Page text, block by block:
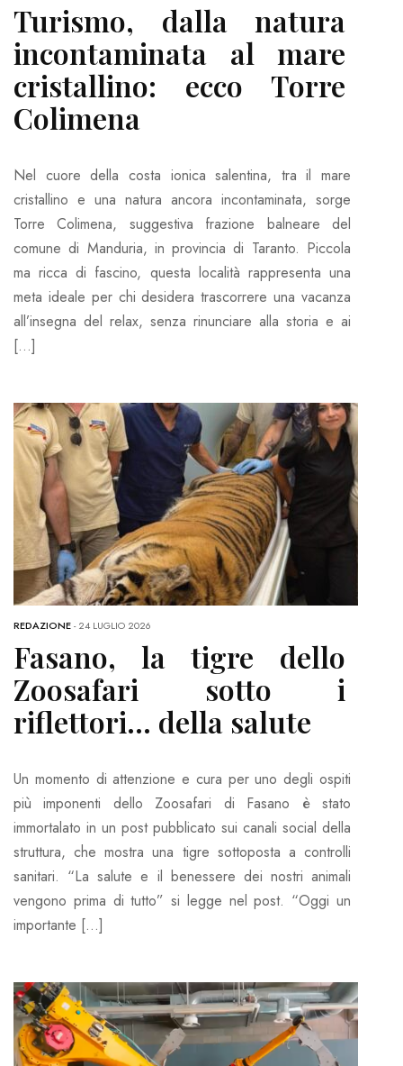
Turismo, dalla natura
incontaminata al mare
cristallino: ecco Torre
Colimena
Nel cuore della costa ionica salentina, tra il mare
cristallino e una natura ancora incontaminata, sorge
Torre Colimena, suggestiva frazione balneare del
comune di Manduria, in provincia di Taranto. Piccola
ma ricca di fascino, questa località rappresenta una
meta ideale per chi desidera trascorrere una vacanza
all’insegna del relax, senza rinunciare alla storia e ai
[…]
REDAZIONE-24 LUGLIO 2026
Fasano, la tigre dello
Zoosafari sotto i
riflettori… della salute
Un momento di attenzione e cura per uno degli ospiti
più imponenti dello Zoosafari di Fasano è stato
immortalato in un post pubblicato sui canali social della
struttura, che mostra una tigre sottoposta a controlli
sanitari. “La salute e il benessere dei nostri animali
vengono prima di tutto” si legge nel post. “Oggi un
importante […]